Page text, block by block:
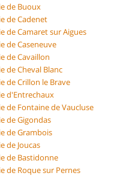
de Buoux
de Cadenet
de Camaret sur Aigues
de Caseneuve
de Cavaillon
de Cheval Blanc
de Crillon le Brave
d'Entrechaux
de Fontaine de Vaucluse
de Gigondas
de Grambois
de Joucas
de Bastidonne
de Roque sur Pernes